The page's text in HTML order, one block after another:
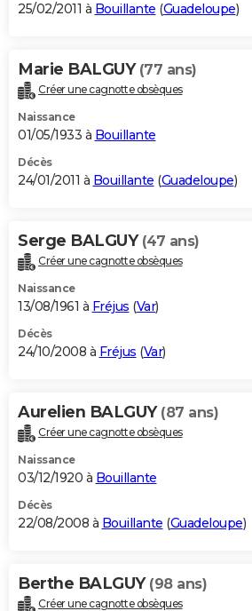
25/02/2011 à Bouillante (Guadeloupe)
Marie BALGUY (77 ans)
Créer une cagnotte obsèques
Naissance
01/05/1933 à Bouillante
Décès
24/01/2011 à Bouillante (Guadeloupe)
Serge BALGUY (47 ans)
Créer une cagnotte obsèques
Naissance
13/08/1961 à Fréjus (Var)
Décès
24/10/2008 à Fréjus (Var)
Aurelien BALGUY (87 ans)
Créer une cagnotte obsèques
Naissance
03/12/1920 à Bouillante
Décès
22/08/2008 à Bouillante (Guadeloupe)
Berthe BALGUY (98 ans)
Créer une cagnotte obsèques